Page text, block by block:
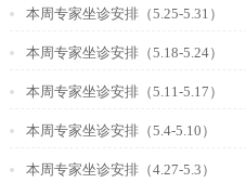
本周专家坐诊安排（5.25-5.31）
本周专家坐诊安排（5.18-5.24）
本周专家坐诊安排（5.11-5.17）
本周专家坐诊安排（5.4-5.10）
本周专家坐诊安排（4.27-5.3）